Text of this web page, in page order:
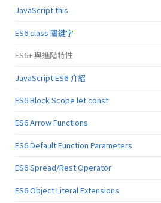
JavaScript this
ES6 class 關鍵字
ES6+ 與進階特性
JavaScript ES6 介紹
ES6 Block Scope let const
ES6 Arrow Functions
ES6 Default Function Parameters
ES6 Spread/Rest Operator
ES6 Object Literal Extensions